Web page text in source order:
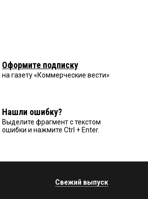
Оформите подписку
на газету «Коммерческие вести»
Нашли ошибку?
Выделите фрагмент с текстом
ошибки и нажмите Ctrl + Enter.
Свежий выпуск